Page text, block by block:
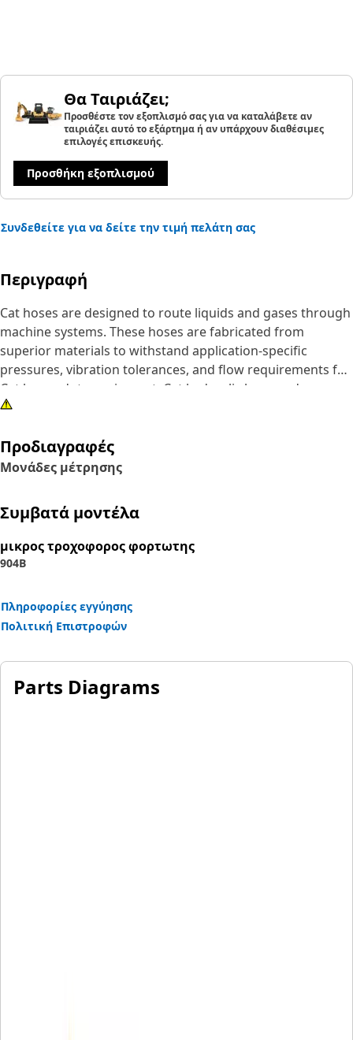
Θα Ταιριάζει;
Προσθέστε τον εξοπλισμό σας για να καταλάβετε αν
ταιριάζει αυτό το εξάρτημα ή αν υπάρχουν διαθέσιμες
επιλογές επισκευής.
Προσθήκη εξοπλισμού
Συνδεθείτε για να δείτε την τιμή πελάτη σας
Περιγραφή
Cat hoses are designed to route liquids and gases through
machine systems. These hoses are fabricated from
superior materials to withstand application-specific
pressures, vibration tolerances, and flow requirements for
Cat heavy-duty equipment. Cat hydraulic hose and
couplings are subjected to the most rigorous testing
combination is tested as a system to ensure a perfect fit
that yields maximum safety and dependability.
Προδιαγραφές
Μονάδες μέτρησης
Συμβατά μοντέλα
μικρος τροχοφορος φορτωτης
904B
Πληροφορίες εγγύησης
Πολιτική Επιστροφών
Parts Diagrams